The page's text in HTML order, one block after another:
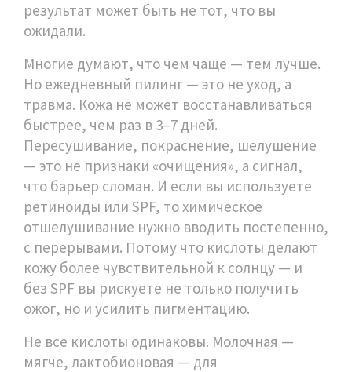
результат может быть не тот, что вы
ожидали.
Многие думают, что чем чаще — тем лучше.
Но ежедневный пилинг — это не уход, а
травма. Кожа не может восстанавливаться
быстрее, чем раз в 3–7 дней.
Пересушивание, покраснение, шелушение
— это не признаки «очищения», а сигнал,
что барьер сломан. И если вы используете
ретиноиды или SPF, то химическое
отшелушивание нужно вводить постепенно,
с перерывами. Потому что кислоты делают
кожу более чувствительной к солнцу — и
без SPF вы рискуете не только получить
ожог, но и усилить пигментацию.
Не все кислоты одинаковы. Молочная —
мягче, лактобионовая — для